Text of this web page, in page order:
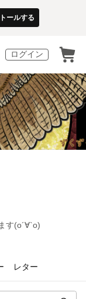
ールする
ログイン
す(о´∀`о)
レター